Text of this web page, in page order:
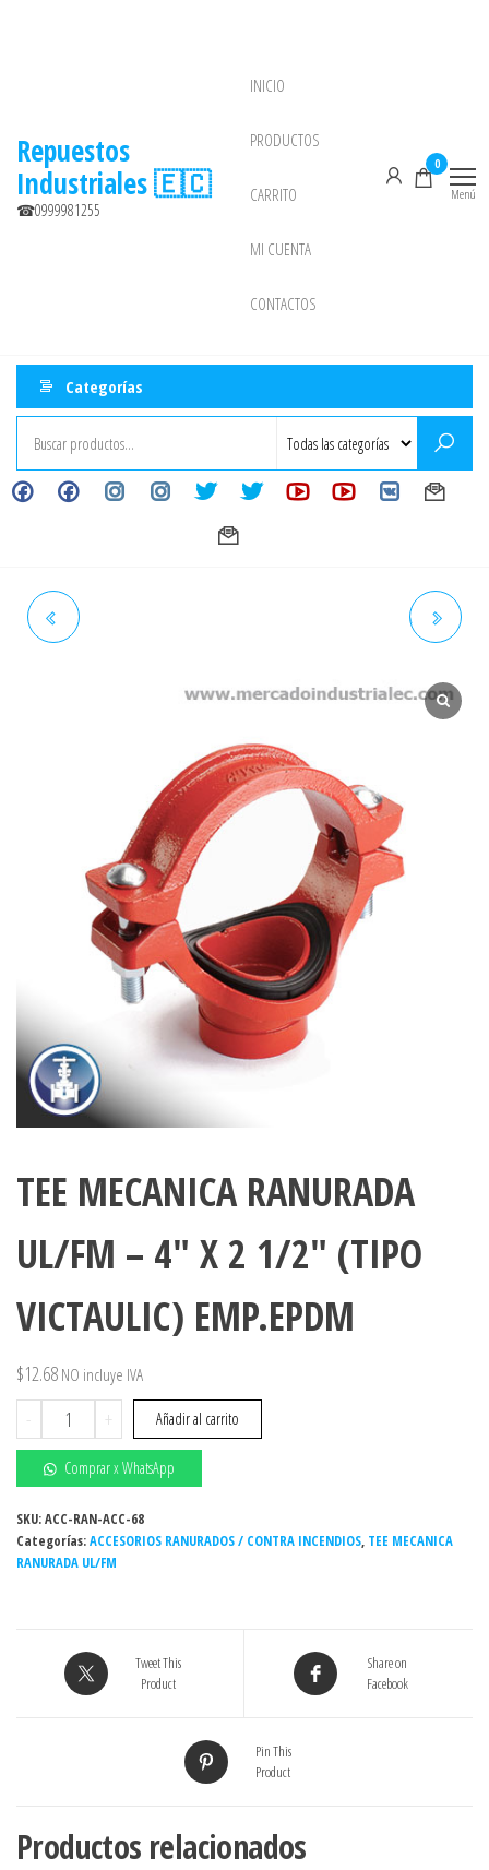
Repuestos
Industriales 🇪🇨
☎0999981255
INICIO
PRODUCTOS
CARRITO
MI CUENTA
CONTACTOS
0
Menú
Categorías
TEE MECANICA RANURADA TEE MECANICA RANURADA
TEE MECANICA RANURADA
UL/FM – 4″ X 2 1/2″ (TIPO
VICTAULIC) EMP.EPDM
$12.68 NO incluye IVA
-
MECANICA
RANURADA
UL/FM
-
4"
X
VICTAULIC)
EMP.EPDM
+ Añadir al carrito
Comprar x WhatsApp
SKU:ACC-RAN-ACC-68
Categorías:ACCESORIOS RANURADOS / CONTRA INCENDIOS, TEE MECANICA
RANURADA UL/FM
Tweet This
Product
Share on
Facebook
Pin This
Product
Productos relacionados